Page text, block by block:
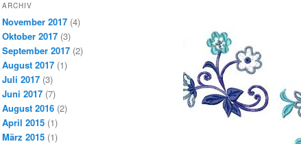
ARCHIV
November 2017 (4)
Oktober 2017 (3)
September 2017 (2)
August 2017 (1)
Juli 2017 (3)
Juni 2017 (7)
August 2016 (2)
April 2015 (1)
März 2015 (1)